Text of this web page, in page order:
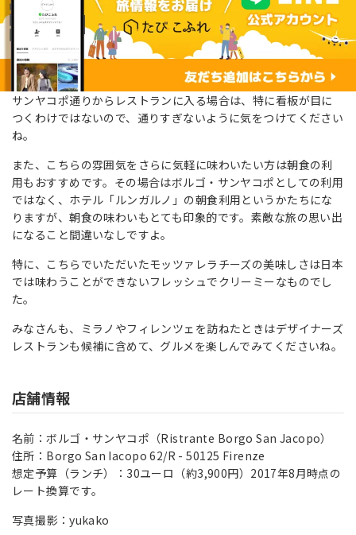
サンヤコポ通りからレストランに入る場合は、特に看板が目に
つくわけではないので、通りすぎないように気をつけてください
ね。
また、こちらの雰囲気をさらに気軽に味わいたい方は朝食の利
用もおすすめです。その場合はボルゴ・サンヤコポとしての利用
ではなく、ホテル「ルンガルノ」の朝食利用というかたちにな
りますが、朝食の味わいもとても印象的です。素敵な旅の思い出
になること間違いなしですよ。
特に、こちらでいただいたモッツァレラチーズの美味しさは日本
では味わうことができないフレッシュでクリーミーなものでし
た。
みなさんも、ミラノやフィレンツェを訪ねたときはデザイナーズ
レストランも候補に含めて、グルメを楽しんでみてくださいね。
店舗情報
名前：ボルゴ・サンヤコポ（Ristrante Borgo San Jacopo）
住所：Borgo San Iacopo 62/R - 50125 Firenze
想定予算（ランチ）：30ユーロ（約3,900円）2017年8月時点の
レート換算です。
写真撮影：yukako